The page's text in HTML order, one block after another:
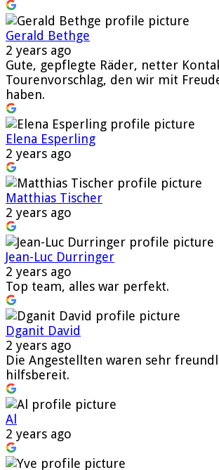
Gerald Bethge
2 years ago
Gute, gepflegte Räder, netter
Tourenvorschlag, den wir mit
haben.
Elena Esperling
2 years ago
Matthias Tischer
2 years ago
Jean-Luc Durringer
2 years ago
Top team, alles war perfekt.
Dganit David
2 years ago
Die Angestellten waren sehr
hilfsbereit.
Al
2 years ago